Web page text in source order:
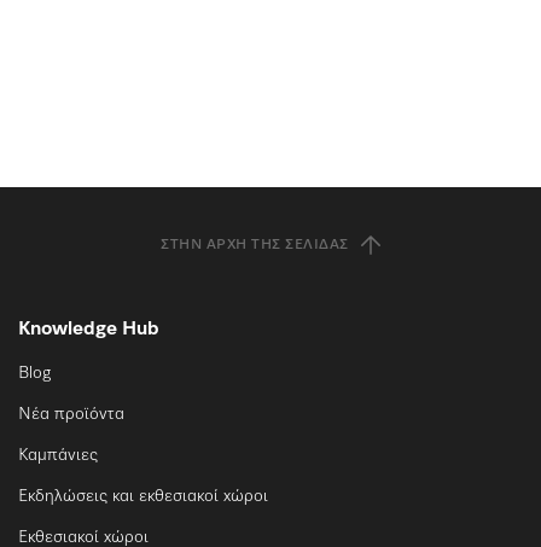
ΣΤΗΝ ΑΡΧΉ ΤΗΣ ΣΕΛΊΔΑΣ
Knowledge Hub
Blog
Νέα προϊόντα
Καμπάνιες
Εκδηλώσεις και εκθεσιακοί χώροι
Εκθεσιακοί χώροι